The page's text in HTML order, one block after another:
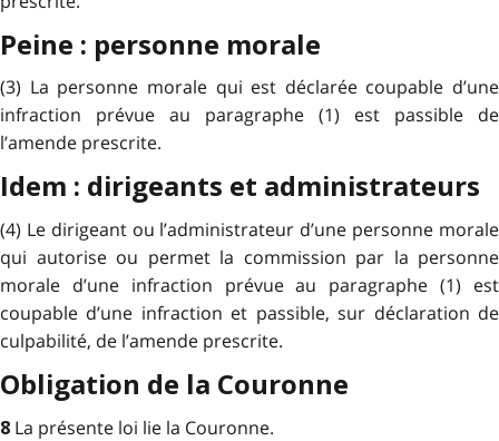
Peine : personne morale
(3) La personne morale qui est déclarée coupable d’une
infraction prévue au paragraphe (1) est passible de
l’amende prescrite.
Idem : dirigeants et administrateurs
(4) Le dirigeant ou l’administrateur d’une personne morale
qui autorise ou permet la commission par la personne
morale d’une infraction prévue au paragraphe (1) est
coupable d’une infraction et passible, sur déclaration de
culpabilité, de l’amende prescrite.
Obligation de la Couronne
8 La présente loi lie la Couronne.